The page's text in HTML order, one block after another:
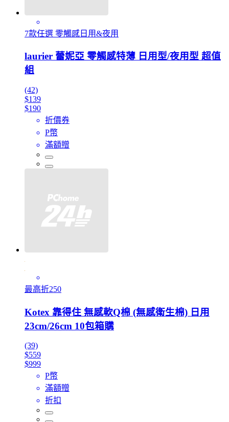
7款任選 零觸感日用&夜用
laurier 蕾妮亞 零觸感特薄 日用型/夜用型 超值
組
(42)
$139
$190
折價券
P幣
滿額贈
最高折250
Kotex 靠得住 無感軟Q棉 (無感衛生棉) 日用
23cm/26cm 10包箱購
(39)
$559
$999
P幣
滿額贈
折扣